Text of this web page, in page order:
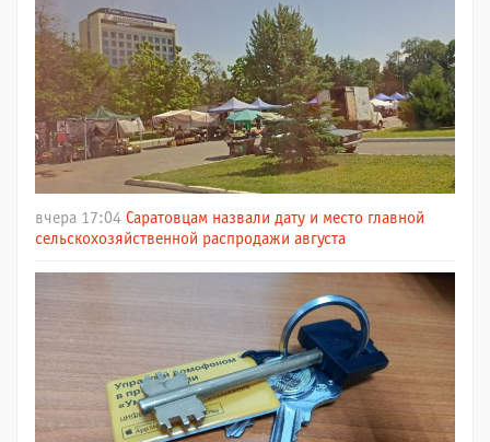
вчера 17:04 Саратовцам назвали дату и место главной
сельскохозяйственной распродажи августа